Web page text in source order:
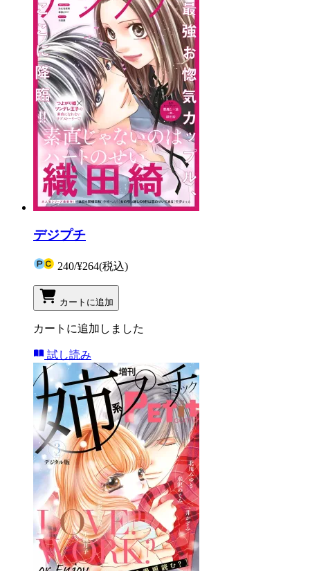
デジプチ
240/¥264(税込)
カートに追加
カートに追加しました
試し読み